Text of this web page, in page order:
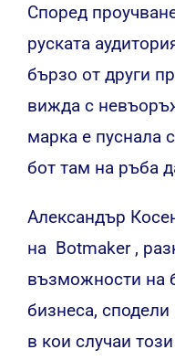
Според
руската
бързо от други
вижда с
марка е пуснала
бот там на ръба
Александър
на Botmaker ,
възможности на
бизнеса,
в кои случаи